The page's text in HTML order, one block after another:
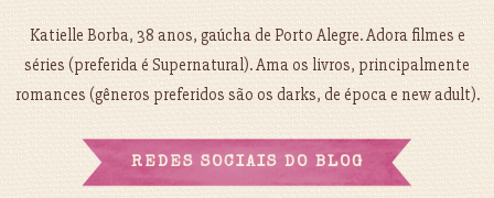
Katielle Borba, 38 anos, gaúcha de Porto Alegre. Adora filmes e
séries (preferida é Supernatural). Ama os livros, principalmente
romances (gêneros preferidos são os darks, de época e new adult).
REDES SOCIAIS DO BLOG